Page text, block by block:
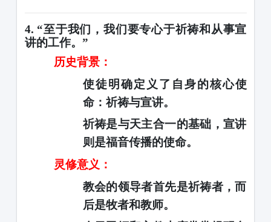
4. “至于我们，我们要专心于祈祷和从事宣
讲的工作。”
历史背景：
使徒明确定义了自身的核心使
命：祈祷与宣讲。
祈祷是与天主合一的基础，宣讲
则是福音传播的使命。
灵修意义：
教会的领导者首先是祈祷者，而
后是牧者和教师。